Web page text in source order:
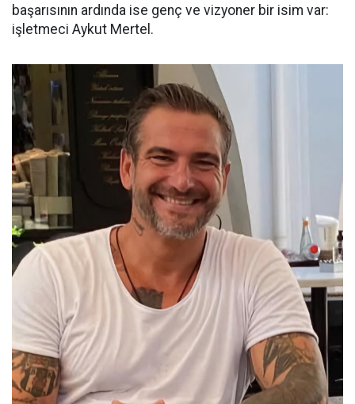
başarısının ardında ise genç ve vizyoner bir isim var:
işletmeci Aykut Mertel.